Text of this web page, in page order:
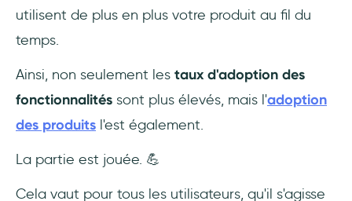
utilisent de plus en plus votre produit au fil du
temps.
Ainsi, non seulement les taux d'adoption des
fonctionnalités sont plus élevés, mais l'adoption
des produits l'est également.
La partie est jouée. 💪
Cela vaut pour tous les utilisateurs, qu'il s'agisse